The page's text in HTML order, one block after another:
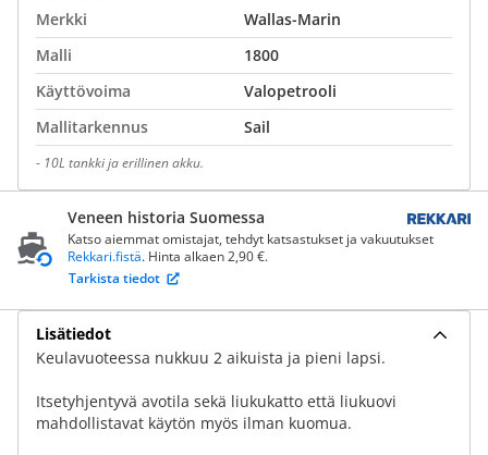
Merkki
Wallas-Marin
Malli
1800
Käyttövoima
Valopetrooli
Mallitarkennus
Sail
- 10L tankki ja erillinen akku.
Veneen historia Suomessa
Katso aiemmat omistajat, tehdyt katsastukset ja vakuutukset
Rekkari.fistä. Hinta alkaen 2,90 €.
Tarkista tiedot
Lisätiedot
Keulavuoteessa nukkuu 2 aikuista ja pieni lapsi.
Itsetyhjentyvä avotila sekä liukukatto että liukuovi
mahdollistavat käytön myös ilman kuomua.